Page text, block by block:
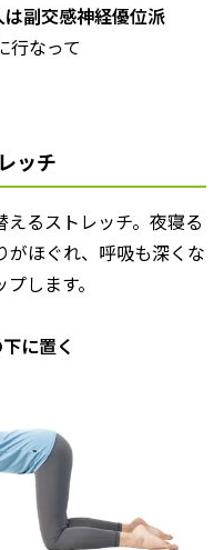
副交感神経優位派
行なって
ッチ
るストレッチ。夜寝る
がほぐれ、呼吸も深くな
します。
に置く